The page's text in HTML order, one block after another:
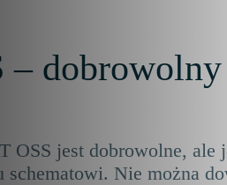
–
OSS jest dobrowolne, ale
schematowi. Nie można